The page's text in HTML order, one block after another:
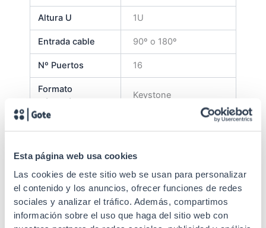
Esta página web usa cookies
Las cookies de este sitio web se usan para personalizar
el contenido y los anuncios, ofrecer funciones de redes
sociales y analizar el tráfico. Además, compartimos
información sobre el uso que haga del sitio web con
Altura U 1U
Entrada cable 90º o 180º
Nº Puertos 16
Formato
adaptador
Keystone
Especificaciones
Keystone. Se
suministra sin
conectores.
Conectores
recomendados
50KU6A